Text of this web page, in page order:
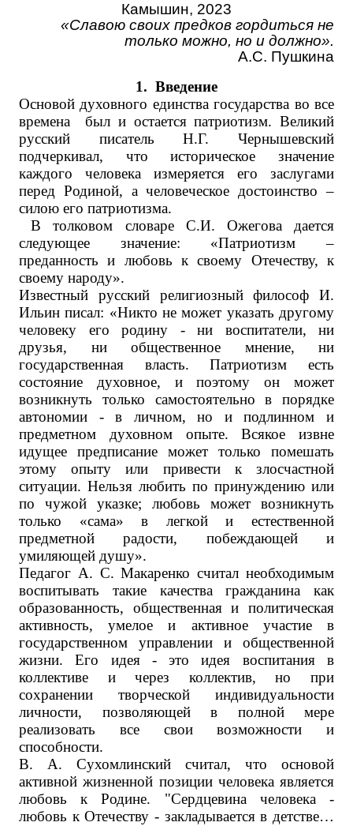
Камышин, 2023
«Славою своих предков гордиться не
только можно, но и должно».
А.С. Пушкина
1. Введение
Основой духовного единства государства во все
времена был и остается патриотизм. Великий
русский писатель Н.Г. Чернышевский
подчеркивал, что историческое значение
каждого человека измеряется его заслугами
перед Родиной, а человеческое достоинство –
силою его патриотизма.
В толковом словаре С.И. Ожегова дается
следующее значение: «Патриотизм –
преданность и любовь к своему Отечеству, к
своему народу».
Известный русский религиозный философ И.
Ильин писал: «Никто не может указать другому
человеку его родину - ни воспитатели, ни
друзья, ни общественное мнение, ни
государственная власть. Патриотизм есть
состояние духовное, и поэтому он может
возникнуть только самостоятельно в порядке
автономии - в личном, но и подлинном и
предметном духовном опыте. Всякое извне
идущее предписание может только помешать
этому опыту или привести к злосчастной
ситуации. Нельзя любить по принуждению или
по чужой указке; любовь может возникнуть
только «сама» в легкой и естественной
предметной радости, побеждающей и
умиляющей душу».
Педагог А. С. Макаренко считал необходимым
воспитывать такие качества гражданина как
образованность, общественная и политическая
активность, умелое и активное участие в
государственном управлении и общественной
жизни. Его идея - это идея воспитания в
коллективе и через коллектив, но при
сохранении творческой индивидуальности
личности, позволяющей в полной мере
реализовать все свои возможности и
способности.
В. А. Сухомлинский считал, что основой
активной жизненной позиции человека является
любовь к Родине. "Сердцевина человека -
любовь к Отечеству - закладывается в детстве…